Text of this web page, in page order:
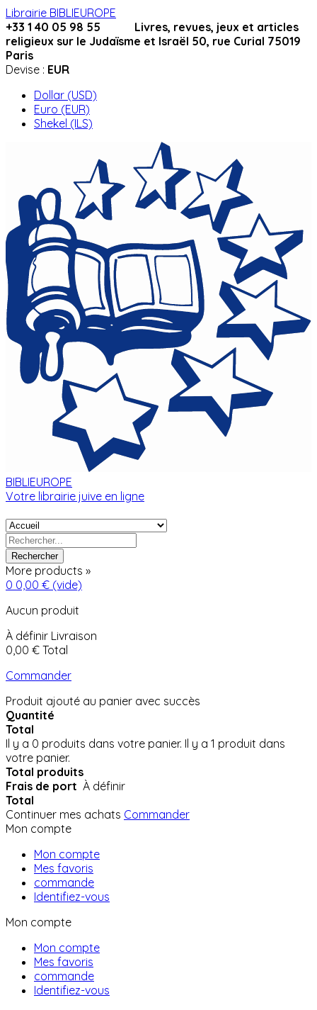
Librairie BIBLIEUROPE
+33 1 40 05 98 55 Livres, revues, jeux et articles
religieux sur le Judaïsme et Israël 50, rue Curial 75019
Paris
Devise : EUR
Dollar (USD)
Euro (EUR)
Shekel (ILS)
BIBLIEUROPE
Votre librairie juive en ligne
Rechercher
More products »
0 0,00 € (vide)
Aucun produit
À définir Livraison
0,00 € Total
Commander
Produit ajouté au panier avec succès
Quantité
Total
Il y a 0 produits dans votre panier. Il y a 1 produit dans
votre panier.
Total produits
Frais de port À définir
Total
Continuer mes achats Commander
Mon compte
Mon compte
Mes favoris
commande
Identifiez-vous
Mon compte
Mon compte
Mes favoris
commande
Identifiez-vous